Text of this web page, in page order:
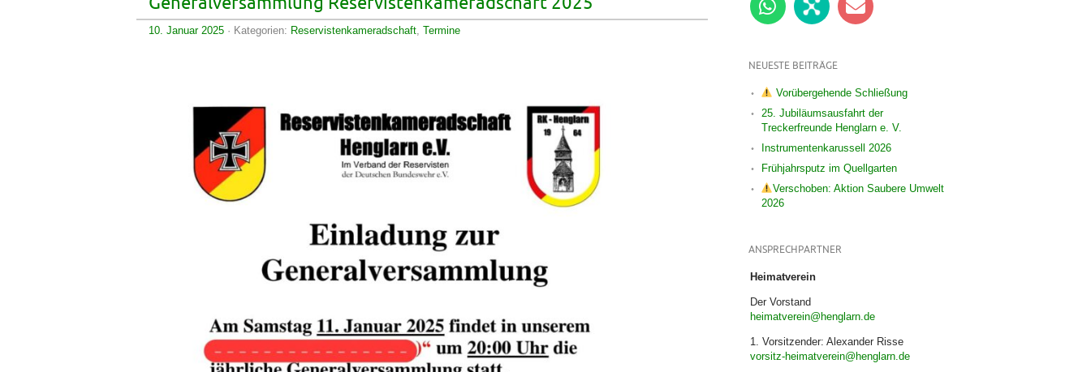
10. Januar 2025 · Kategorien: Reservistenkameradschaft, Termine
NEUESTE BEITRÄGE
Vorübergehende Schließung
25. Jubiläumsausfahrt der
Treckerfreunde Henglarn e. V.
Instrumentenkarussell 2026
Frühjahrsputz im Quellgarten
Verschoben: Aktion Saubere Umwelt
2026
ANSPRECHPARTNER
Heimatverein
Der Vorstand
heimatverein@henglarn.de
1. Vorsitzender: Alexander Risse
vorsitz-heimatverein@henglarn.de